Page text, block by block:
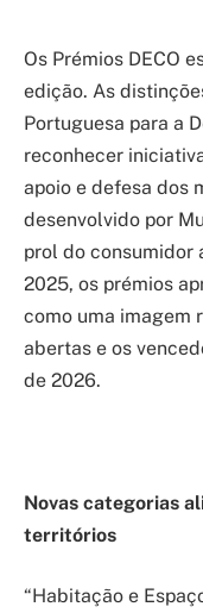
Os Prémios DECO
edição. As
Portuguesa para a
reconhecer
apoio e defesa dos
desenvolvido por
prol do consumidor
2025, os prémios
como uma imagem
abertas e os
de 2026.
Novas categorias
territórios
“Habitação e